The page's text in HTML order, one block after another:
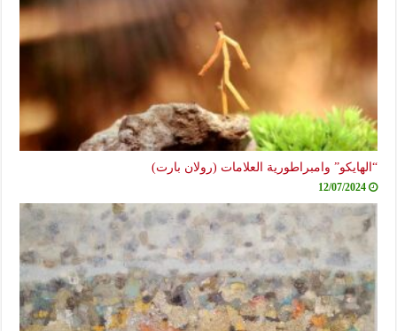
“الهايكو” وامبراطورية العلامات (رولان بارت)
12/07/2024